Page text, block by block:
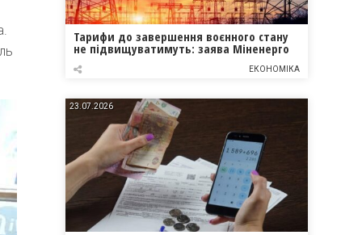
Тарифи до завершення воєнного стану
не підвищуватимуть: заява Міненерго
ЕКОНОМІКА
23.07.2026